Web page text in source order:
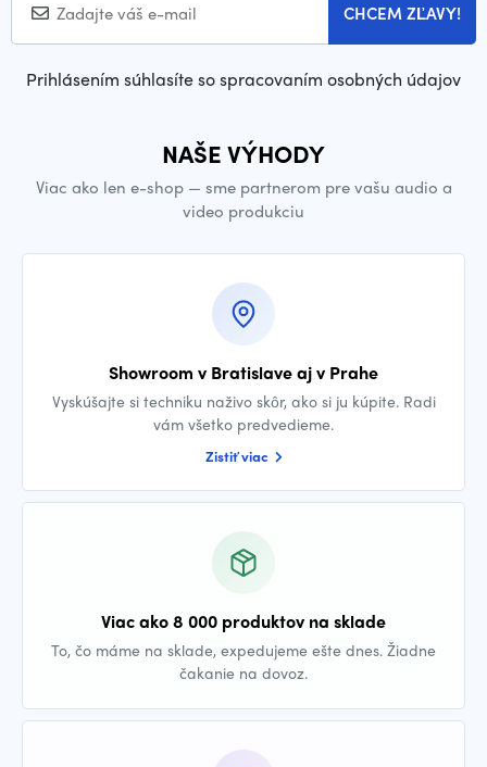
CHCEM ZĽAVY!
Prihlásením súhlasíte so spracovaním osobných údajov
NAŠE VÝHODY
Viac ako len e-shop — sme partnerom pre vašu audio a
video produkciu
Showroom v Bratislave aj v Prahe
Vyskúšajte si techniku naživo skôr, ako si ju kúpite. Radi
vám všetko predvedieme.
Zistiť viac
Viac ako 8 000 produktov na sklade
To, čo máme na sklade, expedujeme ešte dnes. Žiadne
čakanie na dovoz.